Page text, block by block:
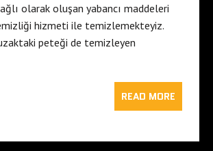
olarak oluşan yabancı maddeleri
hizmeti ile temizlemekteyiz.
peteği de temizleyen
READ MORE